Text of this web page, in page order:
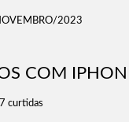
2023
COM
7 curtidas